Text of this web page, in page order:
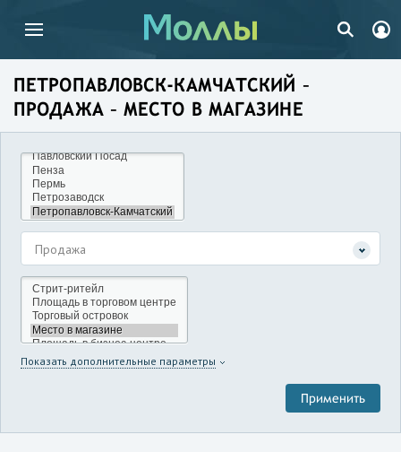
ПЕТРОПАВЛОВСК-КАМЧАТСКИЙ –
ПРОДАЖА – МЕСТО В МАГАЗИНЕ
Продажа
Показать дополнительные параметры